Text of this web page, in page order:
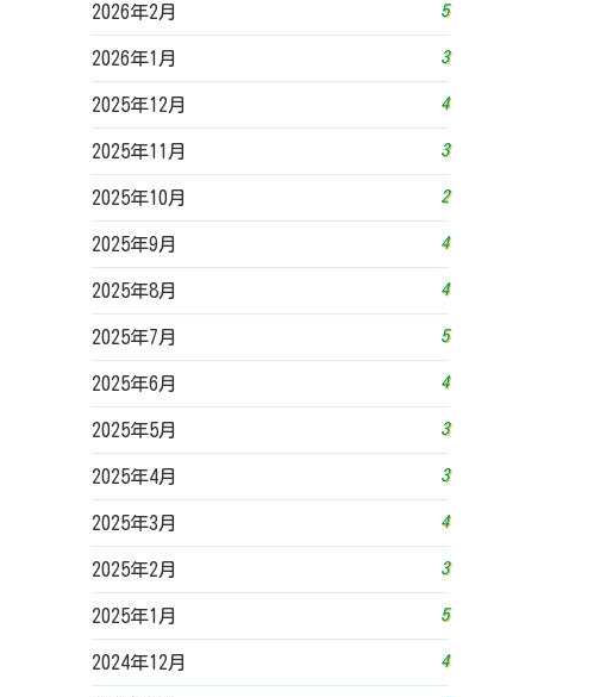
2026年2月 5
2026年1月 3
2025年12月 4
2025年11月 3
2025年10月 2
2025年9月 4
2025年8月 4
2025年7月 5
2025年6月 4
2025年5月 3
2025年4月 3
2025年3月 4
2025年2月 3
2025年1月 5
2024年12月 4